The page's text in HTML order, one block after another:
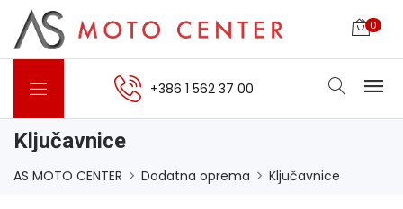
0
+386 1 562 37 00
Ključavnice
AS MOTO CENTER Dodatna oprema Ključavnice